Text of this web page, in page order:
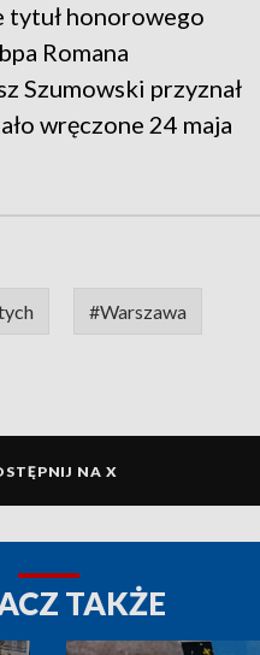
tytuł honorowego
Romana
Szumowski przyznał
wręczone 24 maja
#Warszawa
NA X
TAKŻE